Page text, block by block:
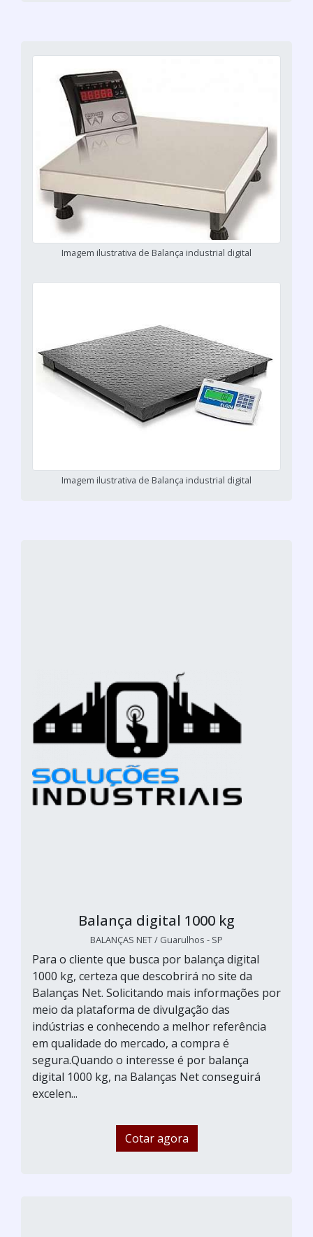
Imagem ilustrativa de Balança industrial digital
Imagem ilustrativa de Balança industrial digital
Balança digital 1000 kg
BALANÇAS NET / Guarulhos - SP
Para o cliente que busca por balança digital
1000 kg, certeza que descobrirá no site da
Balanças Net. Solicitando mais informações por
meio da plataforma de divulgação das
indústrias e conhecendo a melhor referência
em qualidade do mercado, a compra é
segura.Quando o interesse é por balança
digital 1000 kg, na Balanças Net conseguirá
excelen...
Cotar agora